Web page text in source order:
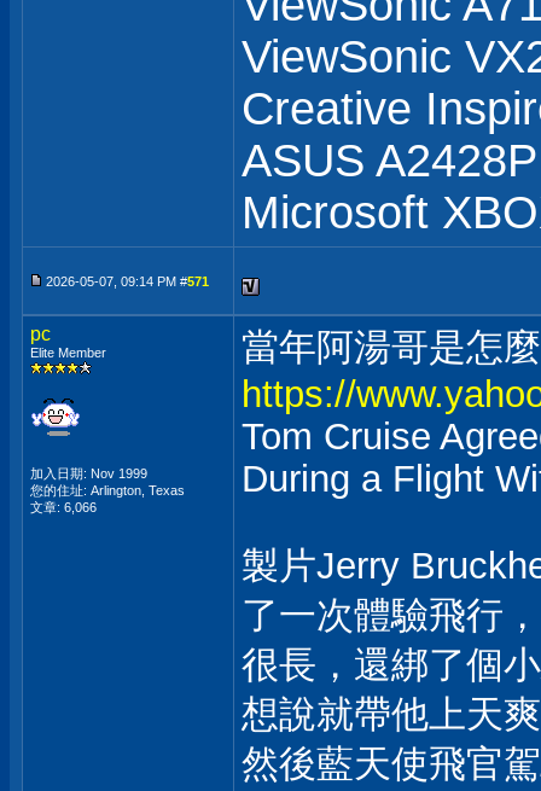
ViewSonic
Creative
ASUS
Microsoft
2026-05-07, 09:14 PM #571
pc
Elite Member
加入日期: Nov 1999
您的住址: Arlington, Texas
文章: 6,066
當年阿湯哥是怎
https://
Tom Cruise
During a Flight
製片Jerry
了一次體驗飛行
很長，還綁了個
想說就帶他上天
然後藍天使飛官